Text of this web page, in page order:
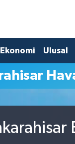
Ekonomi Ulusal